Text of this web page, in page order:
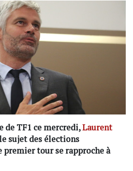
TF1 ce mercredi,Laurent
sujet des élections
tour se rapproche à